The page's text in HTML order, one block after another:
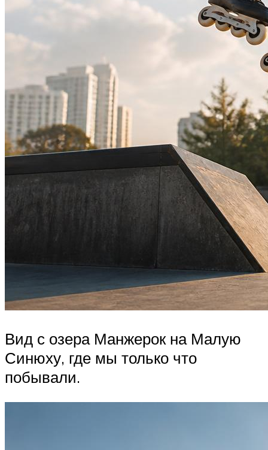
Вид с озера Манжерок на Малую
Синюху, где мы только что
побывали.